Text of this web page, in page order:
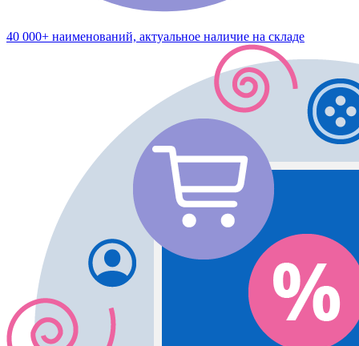
40 000+ наименований, актуальное наличие на складе